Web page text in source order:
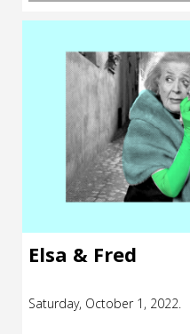
Elsa & Fred
Saturday, October 1, 2022.